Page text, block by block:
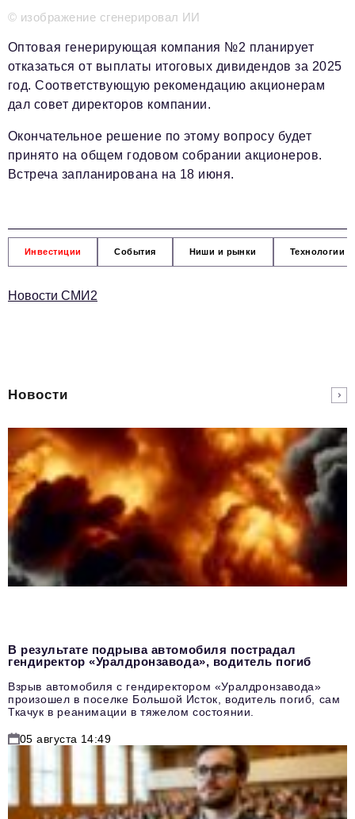
reklama@business-magazine.online
Отдел распространения/редакционная подписка
podpiska@business-magazine.online
Отдел по работе с партнерами
© изображение сгенерировал ИИ
Оптовая генерирующая компания №2 планирует
отказаться от выплаты итоговых дивидендов за 2025
год. Соответствующую рекомендацию акционерам
дал совет директоров компании.
Окончательное решение по этому вопросу будет
принято на общем годовом собрании акционеров.
Встреча запланирована на 18 июня.
Инвестиции События Ниши и рынки Технологии
Новости СМИ2
Новости
В результате подрыва автомобиля пострадал
гендиректор «Уралдронзавода», водитель погиб
Взрыв автомобиля с гендиректором «Уралдронзавода»
произошел в поселке Большой Исток, водитель погиб, сам
Ткачук в реанимации в тяжелом состоянии.
05 августа 14:49